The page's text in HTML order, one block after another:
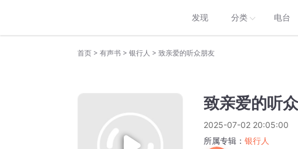
发现 分类 电台
首页 > 有声书 > 银行人 > 致亲爱的听众朋友
致亲爱的听
2025-07-02 20:05:00
所属专辑： 银行人